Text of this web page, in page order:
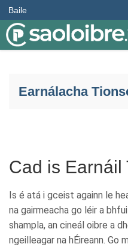
Baile
Earnálacha
Cad is Earnáil
Is é atá i gceist againn le
na gairmeacha go léir a
shampla, an cineál oibre a
ngeilleagar na hÉireann. Go